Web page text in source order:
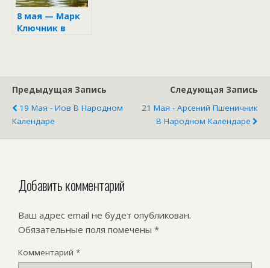
8 мая — Марк
Ключник в
Предыдущая Запись
19 Мая - Иов В Народном
Календаре
Следующая Запись
21 Мая - Арсений Пшеничник
В Народном Календаре
Добавить комментарий
Ваш адрес email не будет опубликован.
Обязательные поля помечены *
Комментарий *